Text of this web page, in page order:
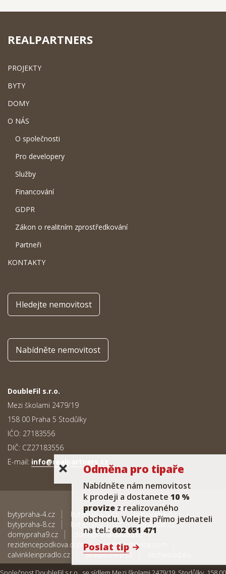
REALPARTNERS
PROJEKTY
BYTY
DOMY
O NÁS
O společnosti
Pro developery
Služby
Financování
GDPR
Zákon o realitním zprostředkování
Partneři
KONTAKTY
Hledejte nemovitost
Nabídněte nemovitost
DoubleFil s.r.o.
Mezi školami 2479/19
158 00 Praha 5 Stodůlky
IČO: 27183556
DIČ: CZ27183556
E-mail: info@realpartners.cz
bytypraha-4.cz bytypraha-5.cz
bytypraha-6.cz
bytypraha-8.cz
bytypraha-10.cz
pudnibyt.cz
domypraha9.cz
domypraha-zapad.cz
rezidencepodkova.com
bytyhoromerice.com
calvinkleinpradlo.cz
pradloshop.cz
Odměna pro tipaře
Nabídněte nám nemovitost
k prodeji a dostanete 10 %
provize z realizovaného
obchodu. Volejte přímo jednateli
na tel.: 602 651 471
Poslat tip